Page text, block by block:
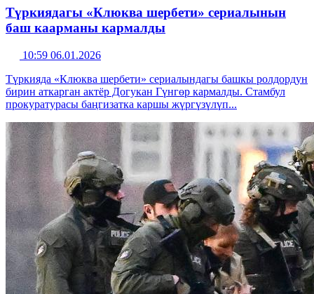
Түркиядагы «Клюква шербети» сериалынын
баш каарманы кармалды
10:59 06.01.2026
Түркияда «Клюква шербети» сериалындагы башкы ролдордун
бирин аткарган актёр Догукан Гүнгөр кармалды. Стамбул
прокуратурасы баңгизатка каршы жүргүзүлүп...